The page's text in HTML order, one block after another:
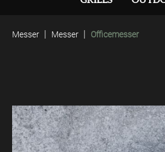
Messer | Messer | Officemesser